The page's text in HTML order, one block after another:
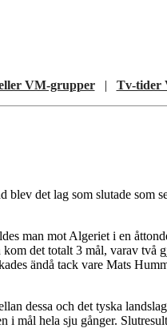
VM-grupper| Tv-tider
det lag som slutade
man mot Algeriet i en
det totalt 3 mål, varav
ändå tack vare Mats
dessa och det tyska
mål hela sju gånger.